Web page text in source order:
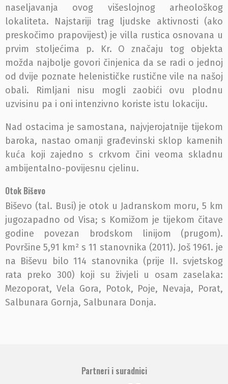
naseljavanja ovog višeslojnog arheološkog
lokaliteta. Najstariji trag ljudske aktivnosti (ako
preskočimo prapovijest) je villa rustica osnovana u
prvim stoljećima p. Kr. O značaju tog objekta
možda najbolje govori činjenica da se radi o jednoj
od dvije poznate helenističke rustične vile na našoj
obali. Rimljani nisu mogli zaobići ovu plodnu
uzvisinu pa i oni intenzivno koriste istu lokaciju.
Nad ostacima je samostana, najvjerojatnije tijekom
baroka, nastao omanji građevinski sklop kamenih
kuća koji zajedno s crkvom čini veoma skladnu
ambijentalno-povijesnu cjelinu.
Otok Biševo
Biševo (tal. Busi) je otok u Jadranskom moru, 5 km
jugozapadno od Visa; s Komižom je tijekom čitave
godine povezan brodskom linijom (prugom).
Površine 5,91 km² s 11 stanovnika (2011). Još 1961. je
na Biševu bilo 114 stanovnika (prije II. svjetskog
rata preko 300) koji su živjeli u osam zaselaka:
Mezoporat, Vela Gora, Potok, Poje, Nevaja, Porat,
Salbunara Gornja, Salbunara Donja.
Partneri i suradnici